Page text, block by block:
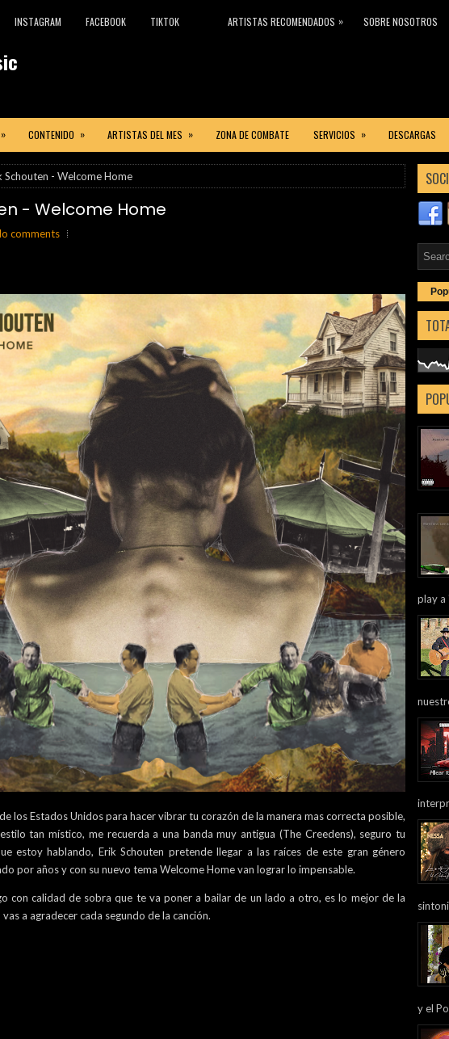
INSTAGRAM FACEBOOK TIKTOK ARTISTAS RECOMENDADOS » SOBRE NOSOTROS
» CONTENIDO » ARTISTAS DEL MES » ZONA DE COMBATE SERVICIOS » DESCARGAS
Schouten - Welcome Home
- Welcome Home
comments
los Estados Unidos para hacer vibrar tu corazón de la manera mas correcta posible,
tan místico, me recuerda a una banda muy antigua (The Creedens), seguro tu
estoy hablando, Erik Schouten pretende llegar a las raíces de este gran género
por años y con su nuevo tema Welcome Home van lograr lo impensable.
con calidad de sobra que te va poner a bailar de un lado a otro, es lo mejor de la
a agradecer cada segundo de la canción.
play a
y el